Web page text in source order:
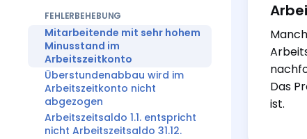
FEHLERBEHEBUNG
Mitarbeitende mit sehr hohem
Minusstand im
Arbeitszeitkonto
Überstundenabbau wird im
Arbeitszeitkonto nicht
abgezogen
Arbeitszeitsaldo 1.1. entspricht
nicht Arbeitszeitsaldo 31.12.
Das
ist.